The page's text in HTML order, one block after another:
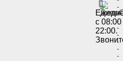
с
22:00.
-
-
-
-
-
-
-
-